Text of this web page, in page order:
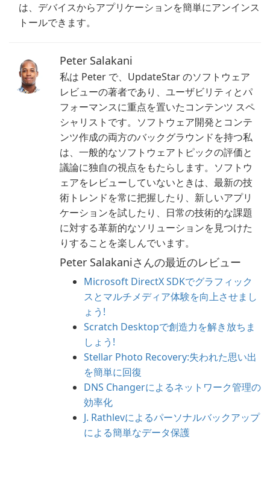
は、デバイスからアプリケーションを簡単にアンインス
トールできます。
Peter Salakani
私は Peter で、UpdateStar のソフトウェア
レビューの著者であり、ユーザビリティとパ
フォーマンスに重点を置いたコンテンツ スペ
シャリストです。ソフトウェア開発とコンテ
ンツ作成の両方のバックグラウンドを持つ私
は、一般的なソフトウェアトピックの評価と
議論に独自の視点をもたらします。ソフトウ
ェアをレビューしていないときは、最新の技
術トレンドを常に把握したり、新しいアプリ
ケーションを試したり、日常の技術的な課題
に対する革新的なソリューションを見つけた
りすることを楽しんでいます。
Peter Salakaniさんの最近のレビュー
Microsoft DirectX SDKでグラフィック
スとマルチメディア体験を向上させまし
ょう!
Scratch Desktopで創造力を解き放ちま
しょう!
Stellar Photo Recovery:失われた思い出
を簡単に回復
DNS Changerによるネットワーク管理の
効率化
J. Rathlevによるパーソナルバックアップ
による簡単なデータ保護